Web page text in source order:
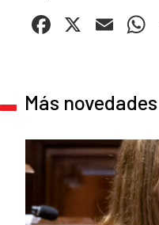
X
Más novedades